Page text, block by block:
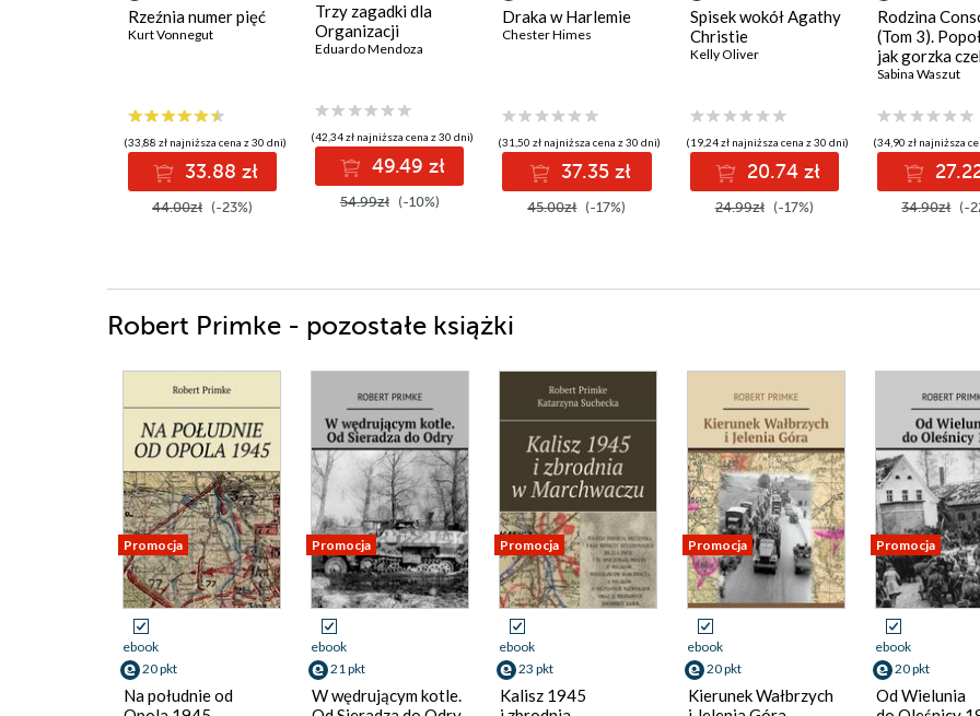
Rzeźnia numer pięć
Kurt Vonnegut
(33,88 zł najniższa cena z 30 dni)
33.88 zł
44.00zł (-23%)
Trzy zagadki dla
Organizacji
Eduardo Mendoza
(42,34 zł najniższa cena z 30 dni)
49.49 zł
54.99zł (-10%)
Draka w Harlemie
Chester Himes
(31,50 zł najniższa cena z 30 dni)
37.35 zł
45.00zł (-17%)
Spisek wokół Agathy
Christie
Kelly Oliver
(19,24 zł najniższa cena z 30 dni)
20.74 zł
24.99zł (-17%)
Rodzina
(Tom 3).
jak gorzka
Sabina Waszut
(34,90 zł najniższa
34.90zł (-
Robert Primke - pozostałe książki
Promocja
ebook
20 pkt
Na południe od
Promocja
ebook
21 pkt
W wędrującym kotle.
Promocja
ebook
23 pkt
Kalisz 1945
Promocja
ebook
20 pkt
Kierunek Wałbrzych
Promocja
ebook
20 pkt
Od Wielunia